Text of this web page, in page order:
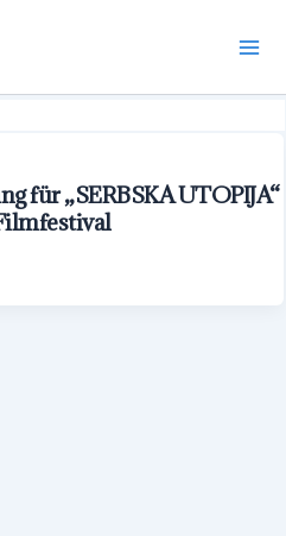
für „SERBSKA UTOPIJA“